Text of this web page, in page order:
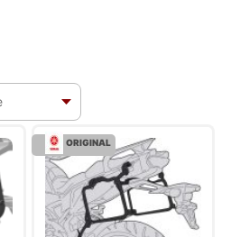
ORIGINAL